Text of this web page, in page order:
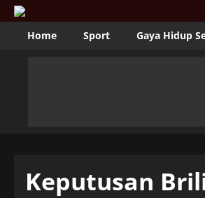
Home Sport Gaya Hidup
Keputusan